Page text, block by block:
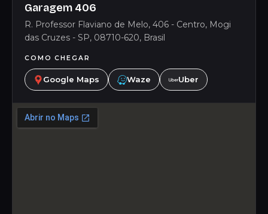
Garagem 406
R. Professor Flaviano de Melo, 406 - Centro, Mogi
das Cruzes - SP, 08710-620, Brasil
COMO CHEGAR
Google Maps Waze Uber